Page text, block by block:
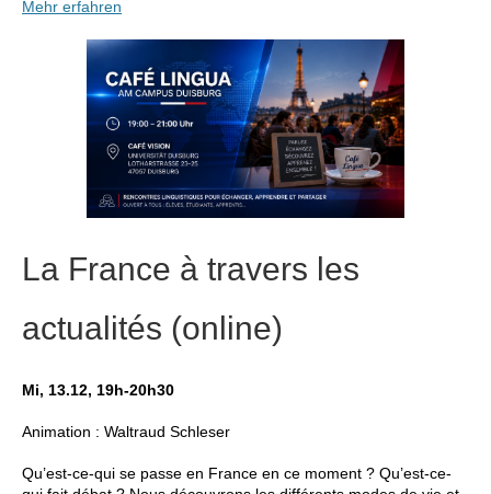
Mehr erfahren
La France à travers les
actualités (online)
Mi, 13.12, 19h-20h30
Animation : Waltraud Schleser
Qu’est-ce-qui se passe en France en ce moment ? Qu’est-ce-